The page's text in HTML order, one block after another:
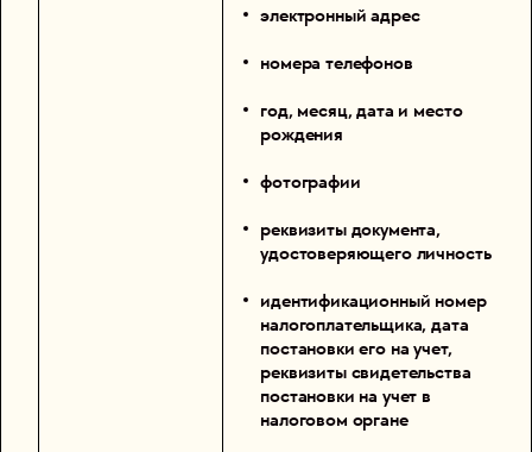
электронный адрес
номера телефонов
год, месяц, дата и место
рождения
фотографии
реквизиты документа,
удостоверяющего личность
идентификационный номер
налогоплательщика, дата
постановки его на учет,
реквизиты свидетельства
постановки на учет в
налоговом органе